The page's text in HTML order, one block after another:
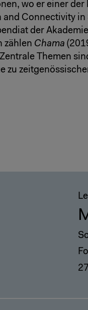
wo er einer
and Connectivity
der
zählen Chama
Themen
zu